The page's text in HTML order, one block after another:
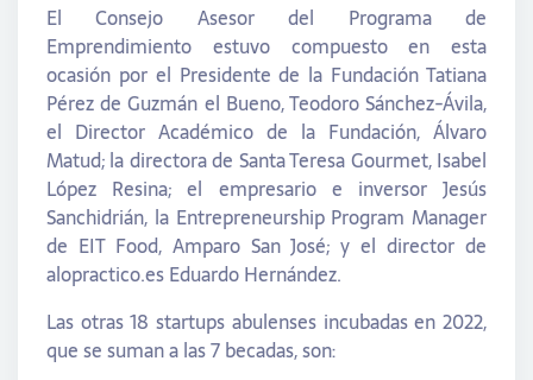
El Consejo Asesor del Programa de
Emprendimiento estuvo compuesto en esta
ocasión por el Presidente de la Fundación Tatiana
Pérez de Guzmán el Bueno, Teodoro Sánchez-Ávila,
el Director Académico de la Fundación, Álvaro
Matud; la directora de Santa Teresa Gourmet, Isabel
López Resina; el empresario e inversor Jesús
Sanchidrián, la Entrepreneurship Program Manager
de EIT Food, Amparo San José; y el director de
alopractico.es Eduardo Hernández.
Las otras 18 startups abulenses incubadas en 2022,
que se suman a las 7 becadas, son: